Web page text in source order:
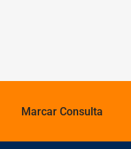
Marcar Consulta